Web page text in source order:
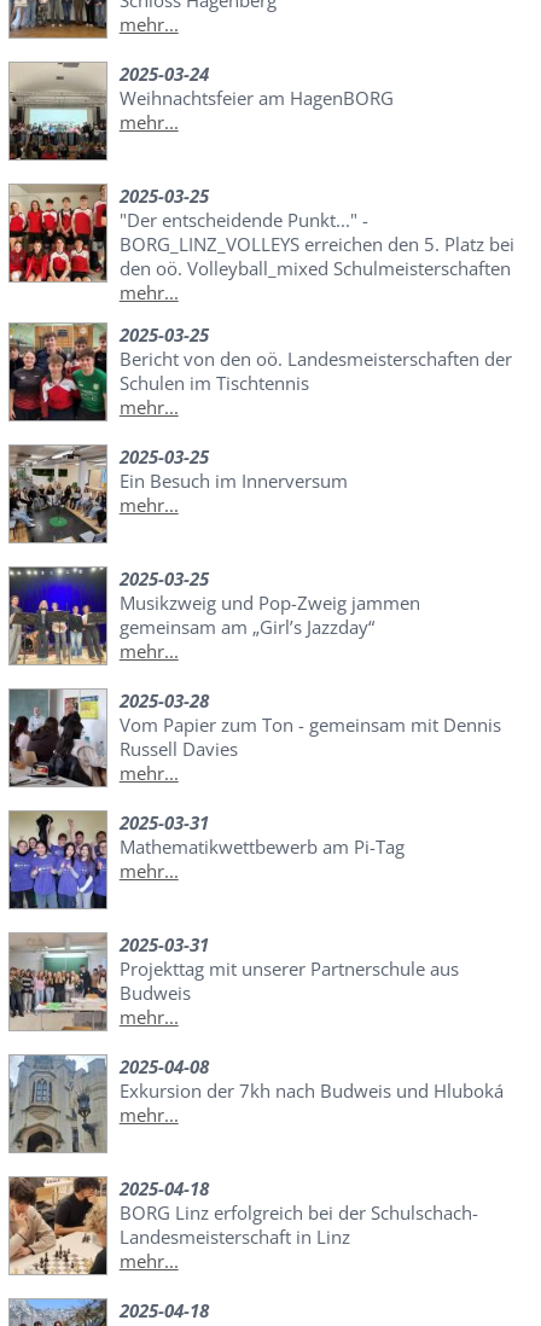
mehr...
2025-03-24
Weihnachtsfeier am HagenBORG
mehr...
2025-03-25
"Der entscheidende Punkt..." -
BORG_LINZ_VOLLEYS erreichen den 5. Platz bei
den oö. Volleyball_mixed Schulmeisterschaften
mehr...
2025-03-25
Bericht von den oö. Landesmeisterschaften der
Schulen im Tischtennis
mehr...
2025-03-25
Ein Besuch im Innerversum
mehr...
2025-03-25
Musikzweig und Pop-Zweig jammen
gemeinsam am „Girl’s Jazzday“
mehr...
2025-03-28
Vom Papier zum Ton - gemeinsam mit Dennis
Russell Davies
mehr...
2025-03-31
Mathematikwettbewerb am Pi-Tag
mehr...
2025-03-31
Projekttag mit unserer Partnerschule aus
Budweis
mehr...
2025-04-08
Exkursion der 7kh nach Budweis und Hluboká
mehr...
2025-04-18
BORG Linz erfolgreich bei der Schulschach-
Landesmeisterschaft in Linz
mehr...
2025-04-18